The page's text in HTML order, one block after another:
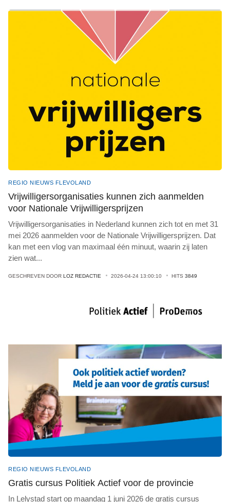
REGIO NIEUWS FLEVOLAND
Vrijwilligersorganisaties kunnen zich aanmelden
voor Nationale Vrijwilligersprijzen
Vrijwilligersorganisaties in Nederland kunnen zich tot en met 31
mei 2026 aanmelden voor de Nationale Vrijwilligersprijzen. Dat
kan met een vlog van maximaal één minuut, waarin zij laten
zien wat...
GESCHREVEN DOOR LOZ REDACTIE 2026-04-24 13:00:10 HITS 3849
REGIO NIEUWS FLEVOLAND
Gratis cursus Politiek Actief voor de provincie
In Lelystad start op maandag 1 juni 2026 de gratis cursus